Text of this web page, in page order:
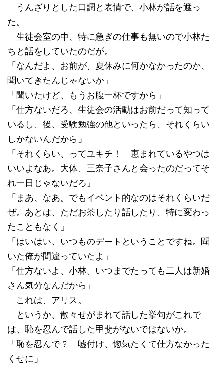
うんざりとした口調と表情で、小林が話を遮っ
た。
生徒会室の中、特に急ぎの仕事も無いので小林た
ちと話をしていたのだが。
「なんだよ、お前が、夏休みに何かなかったのか、
聞いてきたんじゃないか」
「聞いたけど、もうお腹一杯ですから」
「仕方ないだろ、生徒会の活動はお前だって知って
いるし、後、受験勉強の他といったら、それくらい
しかないんだから」
「それくらい、ってユキチ！ 恵まれているやつは
いいよなあ。大体、三奈子さんと会ったのだってそ
れ一日じゃないだろ」
「まあ、なあ。でもイベント的なのはそれくらいだ
ぜ。あとは、ただお茶したり話したり、特に変わっ
たこともなく」
「はいはい、いつものデートということですね。聞
いた俺が間違っていたよ」
「仕方ないよ、小林。いつまでたっても二人は新婚
さん気分なんだから」
これは、アリス。
というか、散々せがまれて話した挙句がこれで
は、恥を忍んで話した甲斐がないではないか。
「恥を忍んで？ 嘘付け、惚気たくて仕方なかった
くせに」